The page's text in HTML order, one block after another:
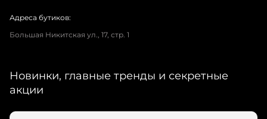
Адреса бутиков:
Большая Никитская ул., 17, стр. 1
Новинки, главные тренды и секретные
акции